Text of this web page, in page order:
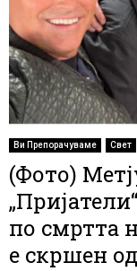
Ви Препорачуваме Свет
(Фото)
по смртта
е скршен